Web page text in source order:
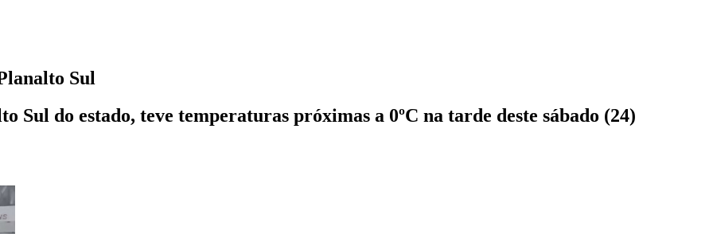
Sul
Sul do estado, teve temperaturas próximas a 0ºC na tarde deste sábado (24)